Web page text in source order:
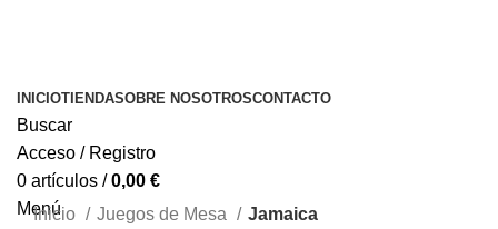
INICIOTIENDASOBRE NOSOTROSCONTACTO
Buscar
Acceso / Registro
0 artículos / 0,00 €
Menú
Inicio Juegos de Mesa
Jamaica